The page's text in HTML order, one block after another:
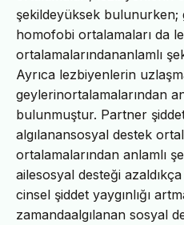
şekildeyüksek bulunurken;
homofobi ortalamaları da
ortalamalarındananlamlı
Ayrıca lezbiyenlerin
geylerinortalamalarından
bulunmuştur. Partner
algılanansosyal destek
ortalamalarından anlamlı
ailesosyal desteği
cinsel şiddet yaygınlığı
zamandaalgılanan sosyal